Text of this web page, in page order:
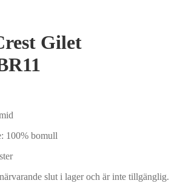
Gilet
100% bomull
slut i lager och är inte tillgänglig.